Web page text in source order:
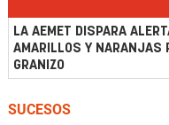
LA AEMET DISPARA
AMARILLOS Y NARANJAS
GRANIZO
SUCESOS